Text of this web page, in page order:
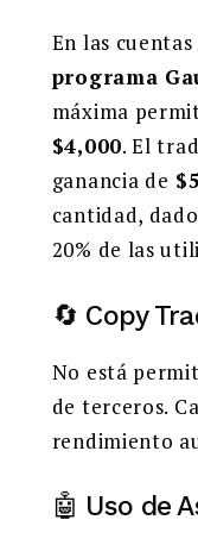
En las cuentas
programa
máxima
$4,000. El
ganancia de
cantidad,
20% de las
🔄 Copy
No está
de terceros.
rendimiento
🤖 Uso de